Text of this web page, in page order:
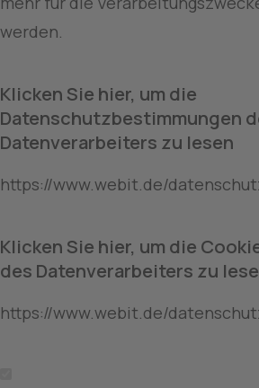
werden.
Klicken Sie hier, um die
Datenschutzbestimmungen
Datenverarbeiters zu lesen
https://www.webit.de/
Klicken Sie hier, um die
des Datenverarbeiters zu
https://www.webit.de/